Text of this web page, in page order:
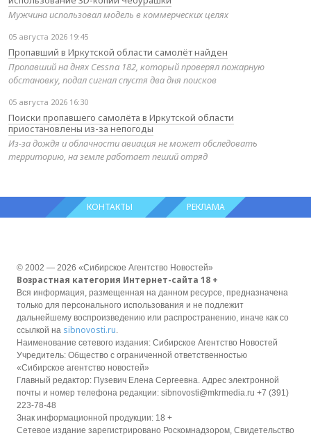
Мужчина использовал модель в коммерческих целях
05 августа 2026 19:45
Пропавший в Иркутской области самолёт найден
Пропавший на днях Cessna 182, который проверял пожарную
обстановку, подал сигнал спустя два дня поисков
05 августа 2026 16:30
Поиски пропавшего самолёта в Иркутской области
приостановлены из-за непогоды
Из-за дождя и облачности авиация не может обследовать
территорию, на земле работает пеший отряд
КОНТАКТЫ РЕКЛАМА
© 2002 — 2026 «Сибирское Агентство Новостей»
Возрастная категория Интернет-сайта 18 +
Вся информация, размещенная на данном ресурсе, предназначена
только для персонального использования и не подлежит
дальнейшему воспроизведению или распространению, иначе как со
ссылкой на sibnovosti.ru.
Наименование сетевого издания: Сибирское Агентство Новостей
Учредитель: Общество с ограниченной ответственностью
«Сибирское агентство новостей»
Главный редактор: Пузевич Елена Сергеевна. Адрес электронной
почты и номер телефона редакции: sibnovosti@mkrmedia.ru +7 (391)
223-78-48
Знак информационной продукции: 18 +
Сетевое издание зарегистрировано Роскомнадзором, Свидетельство